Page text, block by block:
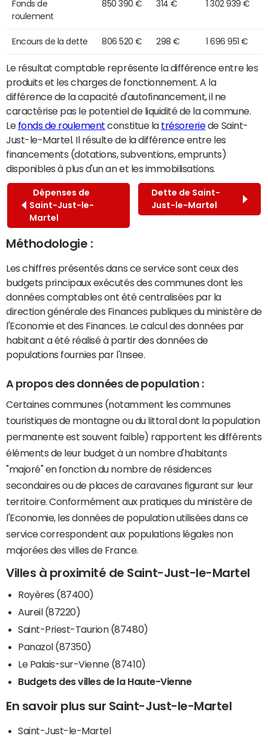
Fonds de
roulement
850 390 € 314 € 1 302 939 €
Encours de la dette 806 520 € 298 € 1 696 951 €
Le résultat comptable représente la différence entre les
produits et les charges de fonctionnement. A la
différence de la capacité d'autofinancement, il ne
caractérise pas le potentiel de liquidité de la commune.
Le fonds de roulement constitue la trésoreriede Saint-
Just-le-Martel. Il résulte de la différence entre les
financements (dotations, subventions, emprunts)
disponibles à plus d'un an et les immobilisations.
Dépenses de
Saint-Just-le-
Martel
Dette de Saint-
Just-le-Martel
Méthodologie :
Les chiffres présentés dans ce service sont ceux des
budgets principaux exécutés des communes dont les
données comptables ont été centralisées par la
direction générale des Finances publiques du ministère de
l'Economie et des Finances. Le calcul des données par
habitant a été réalisé à partir des données de
populations fournies par l'Insee.
A propos des données de population :
Certaines communes (notamment les communes
touristiques de montagne ou du littoral dont la population
permanente est souvent faible) rapportent les différents
éléments de leur budget à un nombre d'habitants
"majoré" en fonction du nombre de résidences
secondaires ou de places de caravanes figurant sur leur
territoire. Conformément aux pratiques du ministère de
l'Economie, les données de population utilisées dans ce
service correspondent aux populations légales non
majorées des villes de France.
Villes à proximité de Saint-Just-le-Martel
Royères (87400)
Aureil (87220)
Saint-Priest-Taurion (87480)
Panazol (87350)
Le Palais-sur-Vienne (87410)
Budgets des villes de la Haute-Vienne
En savoir plus sur Saint-Just-le-Martel
Saint-Just-le-Martel